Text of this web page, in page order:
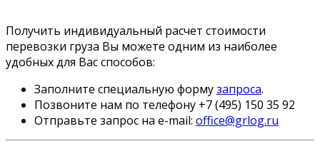
Получить индивидуальный расчет стоимости
перевозки груза Вы можете одним из наиболее
удобных для Вас способов:
Заполните специальную формузапроса.
Позвоните нам по телефону +7 (495) 150 35 92
Отправьте запрос на e-mail: office@grlog.ru